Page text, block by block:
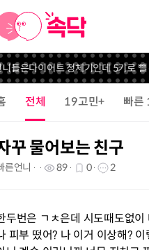
들은다이어트 정체기인데 5키로 뺄
전체 19고민+ 빠른
꾸 물어보는 친구
른언니 89 0 2
두번은 ㄱㅊ은데 시도때도없이
피부 떴어? 나 이거 이상해?